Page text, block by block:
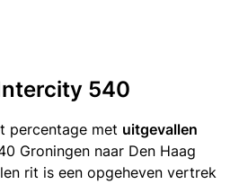
540
percentage met uitgevallen
Groningen naar Den Haag
rit is een opgeheven vertrek